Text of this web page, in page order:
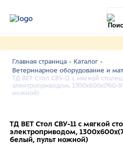
Главная страница - Каталог -
Ветеринарное оборудование и
ТД ВЕТ Стол СВУ-11 с мягкой
электроприводом, 1300x600x(760-
ножной)
ТД ВЕТ Стол СВУ-11 с мягкой
электроприводом,
белый, пульт ножной)